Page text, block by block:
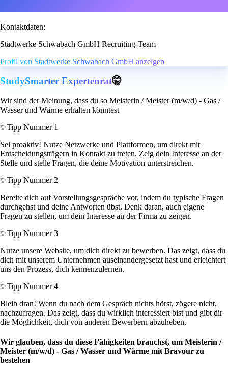
Kontaktdaten:
Stadtwerke Schwabach GmbH Recruiting-Team
Profil von Stadtwerke Schwabach GmbH anzeigen
StudySmarter Expertenrat🤫
Wir sind der Meinung, dass du so Meisterin / Meister (m/w/d) - Gas /
Wasser und Wärme erhalten könntest
✨Tipp Nummer 1
Sei proaktiv! Nutze Netzwerke und Plattformen, um direkt mit
Entscheidungsträgern in Kontakt zu treten. Zeig dein Interesse an der
Stelle und stelle Fragen, die deine Motivation unterstreichen.
✨Tipp Nummer 2
Bereite dich auf Vorstellungsgespräche vor, indem du typische Fragen
durchgehst und deine Antworten übst. Denk daran, auch eigene
Fragen zu stellen, um dein Interesse an der Firma zu zeigen.
✨Tipp Nummer 3
Nutze unsere Website, um dich direkt zu bewerben. Das zeigt, dass du
dich mit unserem Unternehmen auseinandergesetzt hast und erleichtert
uns den Prozess, dich kennenzulernen.
✨Tipp Nummer 4
Bleib dran! Wenn du nach dem Gespräch nichts hörst, zögere nicht,
nachzufragen. Das zeigt, dass du wirklich interessiert bist und gibt dir
die Möglichkeit, dich von anderen Bewerbern abzuheben.
Wir glauben, dass du diese Fähigkeiten brauchst, um Meisterin /
Meister (m/w/d) - Gas / Wasser und Wärme mit Bravour zu
bestehen